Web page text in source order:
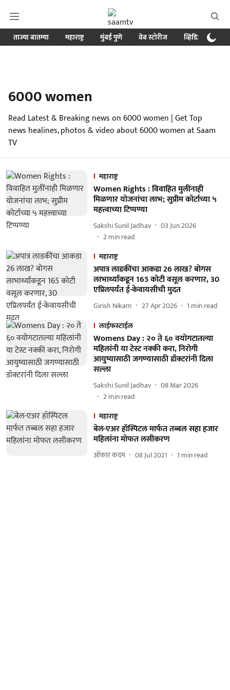
ताज्या बातम्या महाराष्ट्र मुंबई पुणे वेब स्टोरीज व्हिडिओ
6000 women
Read Latest & Breaking news on 6000 women | Get Top
news healines, photos & video about 6000 women at Saam
TV
महाराष्ट्र
Women Rights : विवाहित मुलींनाही
मिळणार योजनांचा लाभ; सुप्रीम कोर्टाच्या ५
महत्त्वाच्या टिप्पण्या
Sakshi Sunil Jadhav
03 Jun 2026
2min read
महाराष्ट्र
अपात्र लाडकींचा आकडा 26 लाख? बोगस
लाभार्थ्यांकडून 165 कोटी वसूल करणार, 30
एप्रिलपर्यंत ई-केवायसीची मुदत
Girish Nikam 27 Apr 2026 1 min read
लाईफस्टाईल
Womens Day : २० ते ६० वयोगटातल्या
महिलांनी या टेस्ट नक्की करा, निरोगी
आयुष्यासाठी जगण्यासाठी डॉक्टरांनी दिला
सल्ला
Sakshi Sunil Jadhav
08 Mar 2026
2min read
महाराष्ट्र
बेल-एअर हॉस्पिटल मार्फत तब्बल सहा हजार
महिलांना मोफत लसीकरण
ओंकार कदम 08 Jul 2021 1 min read